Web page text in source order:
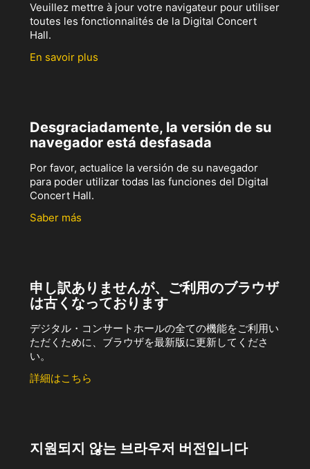
Veuillez mettre à jour votre navigateur pour utiliser
toutes les fonctionnalités de la Digital Concert
Hall.
En savoir plus
Desgraciadamente, la versión de su
navegador está desfasada
Por favor, actualice la versión de su navegador
para poder utilizar todas las funciones del Digital
Concert Hall.
Saber más
申し訳ありませんが、ご利用のブラウザ
は古くなっております
デジタル・コンサートホールの全ての機能をご利用い
ただくために、ブラウザを最新版に更新してくださ
い。
詳細はこちら
지원되지 않는 브라우저 버전입니다